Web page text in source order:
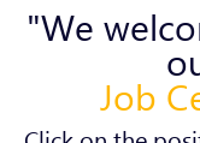
"We
Job